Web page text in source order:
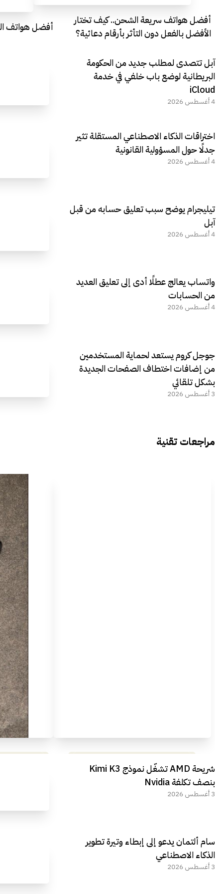
أفضل هواتف سريعة الشحن.. كيف تختار
الأفضل بالفعل دون التأثر بأرقام دعائية؟
أفضل هواتف
آبل تتصدى لمطلب جديد من الحكومة
البريطانية لوضع باب خلفي في خدمة
iCloud
4 أغسطس 2026
اختراقات الذكاء الاصطناعي المستقلة تثير
جدلًا حول المسؤولية القانونية
4 أغسطس 2026
تيليجرام يوضح سبب تعليق حسابه من قبل
آبل
4 أغسطس 2026
واتساب يعالج عطلًا أدى إلى تعليق العديد
من الحسابات
4 أغسطس 2026
جوجل كروم يستعد لحماية المستخدمين
من إضافات اختطاف الصفحات الجديدة
بشكل تلقائي
3 أغسطس 2026
مراجعات تقنية
مراجعة شاملة لعملاق الألعاب
الجديد REDMAGIC 11 AIR
شريحة AMD تشغّل نموذج Kimi K3
بنصف تكلفة Nvidia
3 أغسطس 2026
سام ألتمان يدعو إلى إبطاء وتيرة تطوير
الذكاء الاصطناعي
3 أغسطس 2026